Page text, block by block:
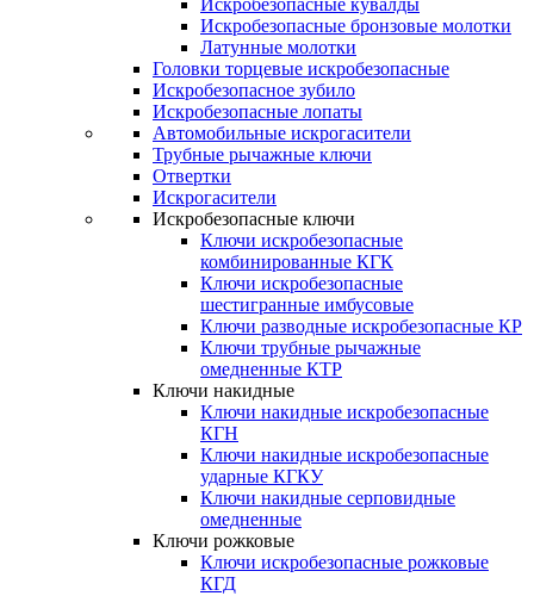
Искробезопасные кувалды
Искробезопасные бронзовые молотки
Латунные молотки
Головки торцевые искробезопасные
Искробезопасное зубило
Искробезопасные лопаты
Автомобильные искрогасители
Трубные рычажные ключи
Отвертки
Искрогасители
Искробезопасные ключи
Ключи искробезопасные
комбинированные КГК
Ключи искробезопасные
шестигранные имбусовые
Ключи разводные искробезопасные КР
Ключи трубные рычажные
омедненные КТР
Ключи накидные
Ключи накидные искробезопасные
КГН
Ключи накидные искробезопасные
ударные КГКУ
Ключи накидные серповидные
омедненные
Ключи рожковые
Ключи искробезопасные рожковые
КГД